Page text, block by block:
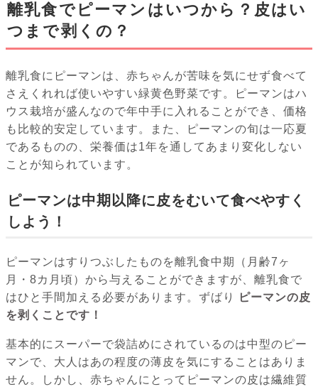
離乳食でピーマンはいつから？皮はい
つまで剥くの？
離乳食にピーマンは、赤ちゃんが苦味を気にせず食べて
さえくれれば使いやすい緑黄色野菜です。ピーマンはハ
ウス栽培が盛んなので年中手に入れることができ、価格
も比較的安定しています。また、ピーマンの旬は一応夏
であるものの、栄養価は1年を通してあまり変化しない
ことが知られています。
ピーマンは中期以降に皮をむいて食べやすく
しよう！
ピーマンはすりつぶしたものを離乳食中期（月齢7ヶ
月・8カ月頃）から与えることができますが、離乳食で
はひと手間加える必要があります。ずばり
ピーマンの皮
を剥くことです！
基本的にスーパーで袋詰めにされているのは中型のピー
マンで、大人はあの程度の薄皮を気にすることはありま
せん。しかし、赤ちゃんにとってピーマンの皮は繊維質